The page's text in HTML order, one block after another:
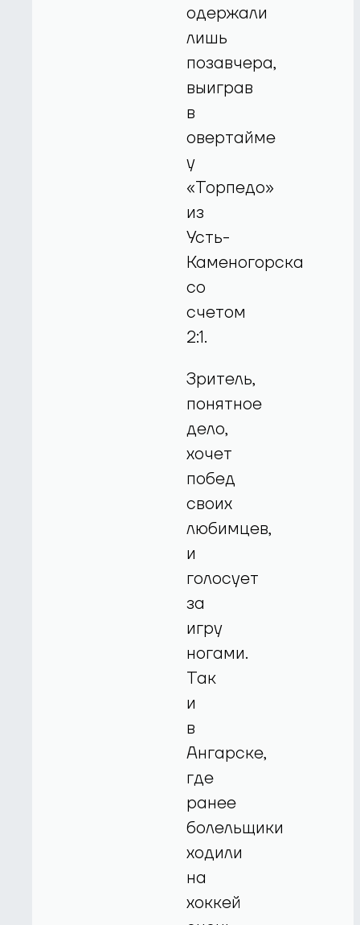
одержали
лишь
позавчера,
выиграв
в
овертайме
у
«Торпедо»
из
Усть-
Каменогорска
со
счетом
2:1.
Зритель,
понятное
дело,
хочет
побед
своих
любимцев,
и
голосует
за
игру
ногами.
Так
и
в
Ангарске,
где
ранее
болельщики
ходили
на
хоккей